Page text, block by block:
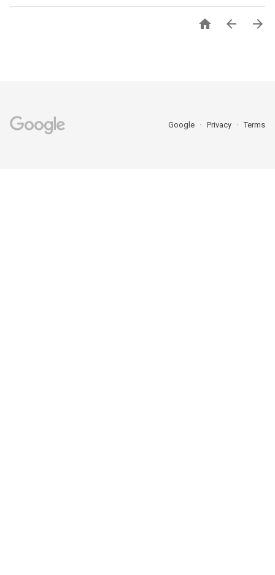
  
Google Privacy Terms